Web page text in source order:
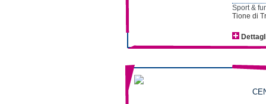
Sport &
Tione di